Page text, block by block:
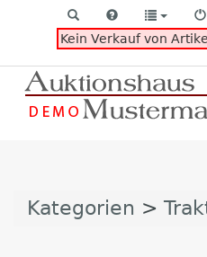
Kein Verkauf von
Kategorien >